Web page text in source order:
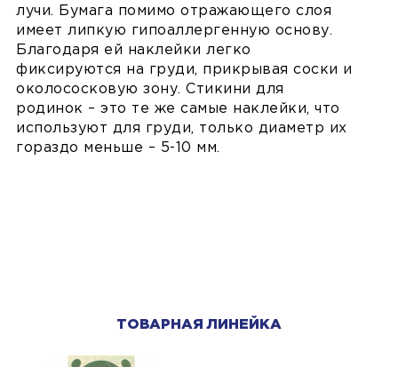
лучи. Бумага помимо отражающего слоя
имеет липкую гипоаллергенную основу.
Благодаря ей наклейки легко
фиксируются на груди, прикрывая соски и
околососковую зону. Стикини для
родинок – это те же самые наклейки, что
используют для груди, только диаметр их
гораздо меньше – 5-10 мм.
ТОВАРНАЯ ЛИНЕЙКА